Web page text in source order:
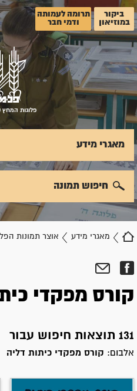
ביקור
במוזיאון
תרומה לעמותה
ודמי חבר
פלוגות
מאגרי מידע אוצר תמונות
מאגרי מידע
חיפוש תמונה
קורס מפקדי
131 תוצאות חיפוש עבור
אלבום: קורס מפקדי כיתות דליה